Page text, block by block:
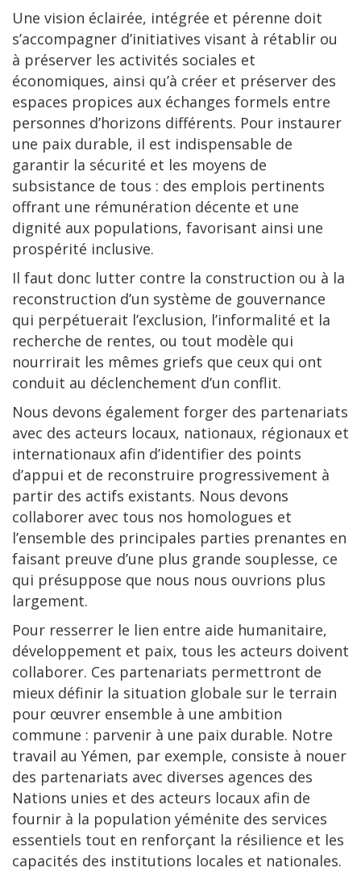
Une vision éclairée, intégrée et pérenne doit
s’accompagner d’initiatives visant à rétablir ou
à préserver les activités sociales et
économiques, ainsi qu’à créer et préserver des
espaces propices aux échanges formels entre
personnes d’horizons différents. Pour instaurer
une paix durable, il est indispensable de
garantir la sécurité et les moyens de
subsistance de tous : des emplois pertinents
offrant une rémunération décente et une
dignité aux populations, favorisant ainsi une
prospérité inclusive.
Il faut donc lutter contre la construction ou à la
reconstruction d’un système de gouvernance
qui perpétuerait l’exclusion, l’informalité et la
recherche de rentes, ou tout modèle qui
nourrirait les mêmes griefs que ceux qui ont
conduit au déclenchement d’un conflit.
Nous devons également forger des partenariats
avec des acteurs locaux, nationaux, régionaux et
internationaux afin d’identifier des points
d’appui et de reconstruire progressivement à
partir des actifs existants. Nous devons
collaborer avec tous nos homologues et
l’ensemble des principales parties prenantes en
faisant preuve d’une plus grande souplesse, ce
qui présuppose que nous nous ouvrions plus
largement.
Pour resserrer le lien entre aide humanitaire,
développement et paix, tous les acteurs doivent
collaborer. Ces partenariats permettront de
mieux définir la situation globale sur le terrain
pour œuvrer ensemble à une ambition
commune : parvenir à une paix durable. Notre
travail au Yémen, par exemple, consiste à nouer
des partenariats avec diverses agences des
Nations unies et des acteurs locaux afin de
fournir à la population yéménite des services
essentiels tout en renforçant la résilience et les
capacités des institutions locales et nationales.